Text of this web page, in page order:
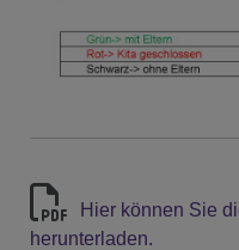
Hier können Sie
herunterladen.